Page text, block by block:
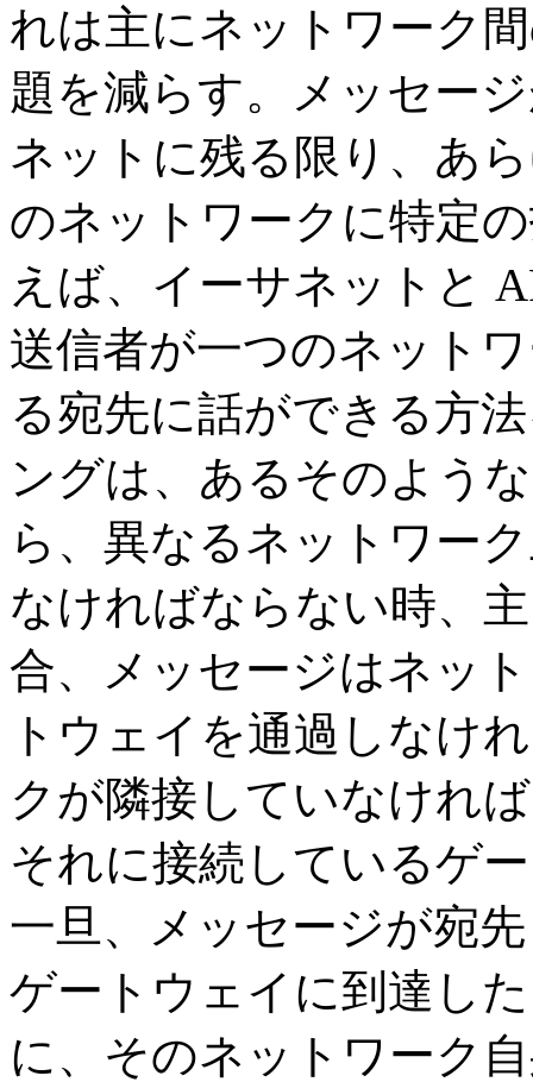
れは主にネットワーク
題を減らす。メッセー
ネットに残る限り、あ
のネットワークに特定
えば、イーサネットと
送信者が一つのネット
る宛先に話ができる方
ングは、あるそのよう
ら、異なるネットワー
なければならない時、
合、メッセージはネッ
トウェイを通過しなけ
クが隣接していなけれ
それに接続しているゲ
一旦、メッセージが宛
ゲートウェイに到達し
に、そのネットワーク